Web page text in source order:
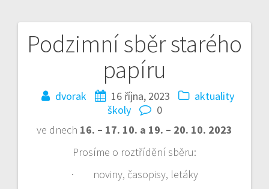
Podzimní sběr starého
papíru
dvorak 16 října, 2023
aktuality
školy
0
ve dnech 16. – 17. 10. a 19. – 20. 10. 2023
Prosíme o roztřídění sběru:
· noviny, časopisy, letáky
Navigace
příspěvek